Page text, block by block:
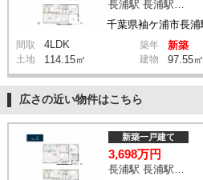
間取 4LDK 築年 新築
土地 114.15㎡ 建物 97.55㎡
広さの近い物件はこちら
新築一戸建て
3,698万円
長浦駅 長浦駅前５丁目 バス4分 停歩6分